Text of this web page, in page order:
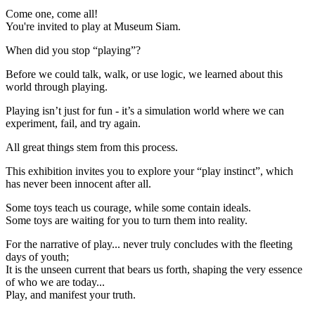
Come one, come all!
You're invited to play at Museum Siam.
When did you stop “playing”?
Before we could talk, walk, or use logic, we learned about this
world through playing.
Playing isn’t just for fun - it’s a simulation world where we can
experiment, fail, and try again.
All great things stem from this process.
This exhibition invites you to explore your “play instinct”, which
has never been innocent after all.
Some toys teach us courage, while some contain ideals.
Some toys are waiting for you to turn them into reality.
For the narrative of play... never truly concludes with the fleeting
days of youth;
It is the unseen current that bears us forth, shaping the very essence
of who we are today...